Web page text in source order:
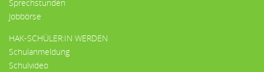
Sprechstunden
Jobbörse
HAK-SCHÜLER:IN WERDEN
Schulanmeldung
Schulvideo